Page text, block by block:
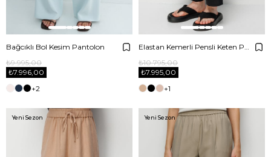
Bağcıklı Bol Kesim Pantolon
₺7.996,00
₺9.995,00
+2
₺7.995,00
₺10.795,00
+1
Yeni Sezon Yeni Sezon